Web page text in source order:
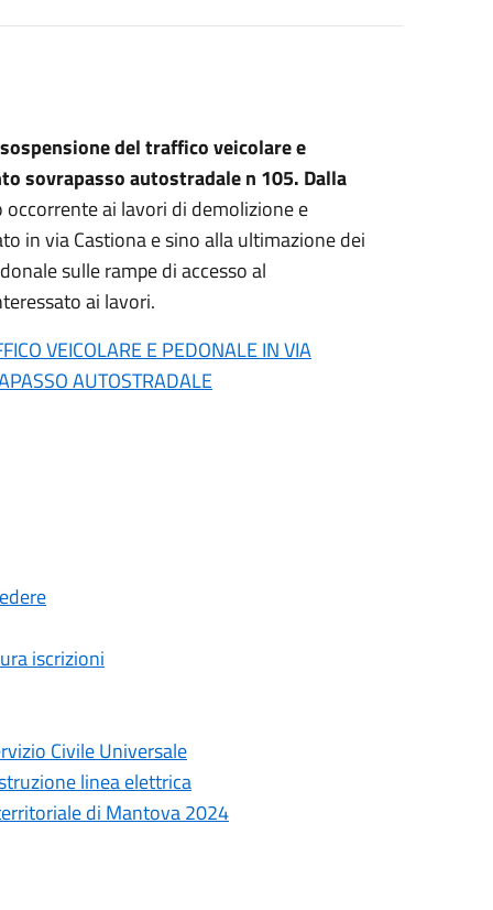
del traffico veicolare e
sovrapasso autostradale n 105. Dalla
ai lavori di demolizione e
in via Castiona e sino alla ultimazione dei
sulle rampe di accesso al
ai lavori.
VEICOLARE E PEDONALE IN VIA
AUTOSTRADALE
iscrizioni
Civile Universale
linea elettrica
di Mantova 2024